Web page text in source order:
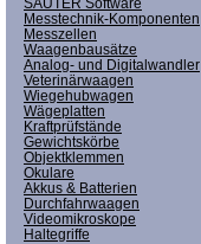
Messtechnik-Komponenten
Messzellen
Waagenbausätze
Analog- und Digitalwandler
Veterinärwaagen
Wiegehubwagen
Wägeplatten
Kraftprüfstände
Gewichtskörbe
Objektklemmen
Okulare
Akkus & Batterien
Durchfahrwaagen
Videomikroskope
Haltegriffe